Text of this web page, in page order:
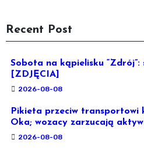
Recent Post
Sobota na kąpielisku “Zdrój”:
[ZDJĘCIA]
2026-08-08
Pikieta przeciw transportowi
Oka; wozacy zarzucają
2026-08-08